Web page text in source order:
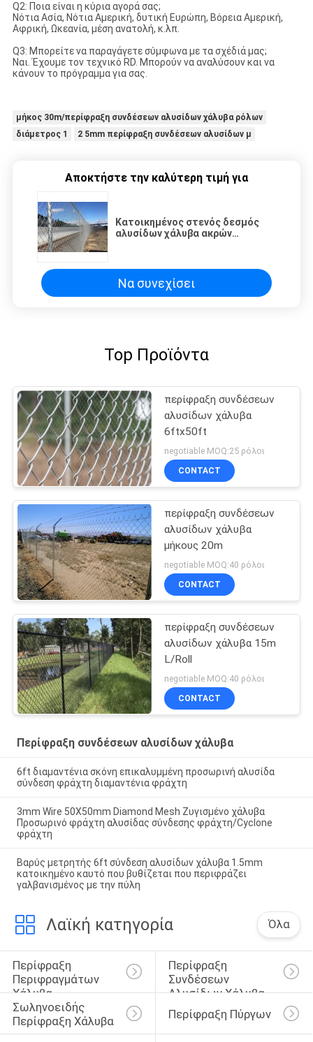
Q2: Ποια είναι η κύρια αγορά σας;
Νότια Ασία, Νότια Αμερική, δυτική Ευρώπη, Βόρεια Αμερική,
Αφρική, Ωκεανία, μέση ανατολή, κ.λπ.
Q3: Μπορείτε να παραγάγετε σύμφωνα με τα σχέδιά μας;
Ναι. Έχουμε τον τεχνικό RD. Μπορούν να αναλύσουν και να
κάνουν το πρόγραμμα για σας.
μήκος 30m/περίφραξη συνδέσεων αλυσίδων χάλυβα ρόλων
διάμετρος 1
2 5mm περίφραξη συνδέσεων αλυσίδων μ
Αποκτήστε την καλύτερη τιμή για
Κατοικημένος στενός δεσμός
αλυσίδων χάλυβα ακρών
Να συνεχίσει
Top Προϊόντα
περίφραξη συνδέσεων
αλυσίδων χάλυβα
6ftx50ft
negotiable MOQ:25 ρόλοι
CONTACT
περίφραξη συνδέσεων
αλυσίδων χάλυβα
μήκους 20m
negotiable MOQ:40 ρόλοι
CONTACT
περίφραξη συνδέσεων
αλυσίδων χάλυβα 15m
L/Roll
negotiable MOQ:40 ρόλοι
CONTACT
Περίφραξη συνδέσεων αλυσίδων χάλυβα
6ft διαμαντένια σκόνη επικαλυμμένη προσωρινή αλυσίδα
σύνδεση φράχτη διαμαντένια φράχτη
3mm Wire 50X50mm Diamond Mesh Ζυγισμένο χάλυβα
Προσωρινό φράχτη αλυσίδας σύνδεσης φράχτη/Cyclone
φράχτη
Βαρύς μετρητής 6ft σύνδεση αλυσίδων χάλυβα 1.5mm
κατοικημένο καυτό που βυθίζεται που περιφράζει
γαλβανισμένος με την πύλη
Λαϊκή κατηγορία Όλα
Περίφραξη
Περιφραγμάτων
Χάλυβα
Περίφραξη
Συνδέσεων
Αλυσίδων Χάλυβα
Σωληνοειδής
Περίφραξη Χάλυβα
Περίφραξη Πύργων